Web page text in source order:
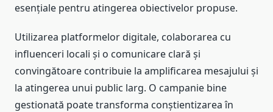
esențiale pentru atingerea obiectivelor propuse.
Utilizarea platformelor digitale, colaborarea cu
influenceri locali și o comunicare clară și
convingătoare contribuie la amplificarea mesajului și
la atingerea unui public larg. O campanie bine
gestionată poate transforma conștientizarea în